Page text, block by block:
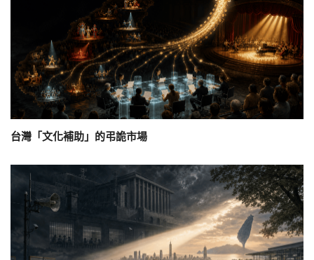
台灣「文化補助」的弔詭市場